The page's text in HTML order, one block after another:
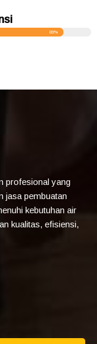
profesional yang
jasa pembuatan
kebutuhan air
kualitas, efisiensi,